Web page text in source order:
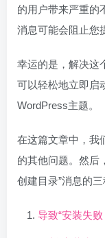
的用户带来严重的
消息可能会阻止您
幸运的是，解决这
可以轻松地立即启
WordPress主题。
在这篇文章中，我
的其他问题。然后
创建目录”消息的
导致“安装失